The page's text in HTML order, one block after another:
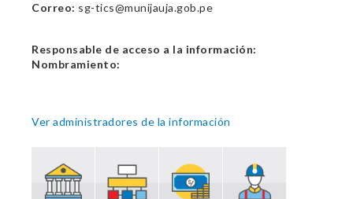
Correo: sg-tics@munijauja.gob.pe
Responsable de acceso a la información:
Nombramiento:
Ver administradores de la información